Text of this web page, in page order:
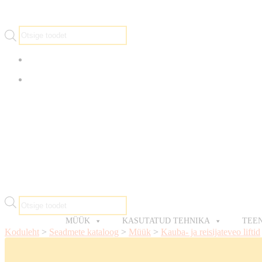
Products
Products
MÜÜK KASUTATUD TEHNIKA
Koduleht > Seadmete kataloog > Müük > Kauba- ja reisijateveo liftid